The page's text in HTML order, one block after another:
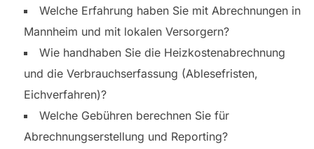
Welche Erfahrung haben Sie mit Abrechnungen in
Mannheim und mit lokalen Versorgern?
Wie handhaben Sie die Heizkostenabrechnung
und die Verbrauchserfassung (Ablesefristen,
Eichverfahren)?
Welche Gebühren berechnen Sie für
Abrechnungserstellung und Reporting?